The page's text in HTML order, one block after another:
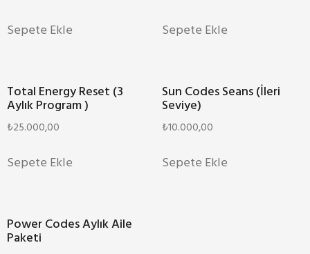
Sepete Ekle Sepete Ekle
Total Energy Reset (3
Aylık Program )
₺25.000,00
Sepete Ekle
Sun Codes Seans (İleri
Seviye)
₺10.000,00
Sepete Ekle
Power Codes Aylık Aile
Paketi